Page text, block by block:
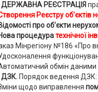
ДЕРЖАВНА РЕЄСТРАЦІЯ
Реєстру об’єктів
про об’єкти
процедуратехнічної
Мінрегіону №186 «Про
обмін
ДЗК. Порядок ведення ДЗК:
щодо виправлення